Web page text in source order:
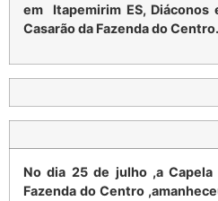
em Itapemirim ES, Diáconos
Casarão da Fazenda do Centro.
No dia 25 de julho ,a
Fazenda do Centro